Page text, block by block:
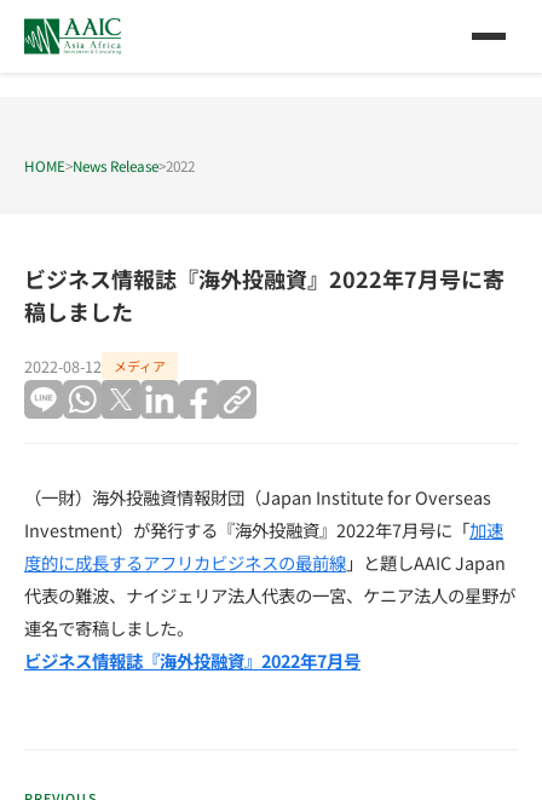
HOME>News Release>2022
ビジネス情報誌『海外投融資』2022年7月号に寄
稿しました
2022-08-12 メディア
（一財）海外投融資情報財団（Japan Institute for Overseas
Investment）が発行する『海外投融資』2022年7月号に「加速
度的に成長するアフリカビジネスの最前線」と題しAAIC Japan
代表の難波、ナイジェリア法人代表の一宮、ケニア法人の星野が
連名で寄稿しました。
ビジネス情報誌『海外投融資』2022年7月号